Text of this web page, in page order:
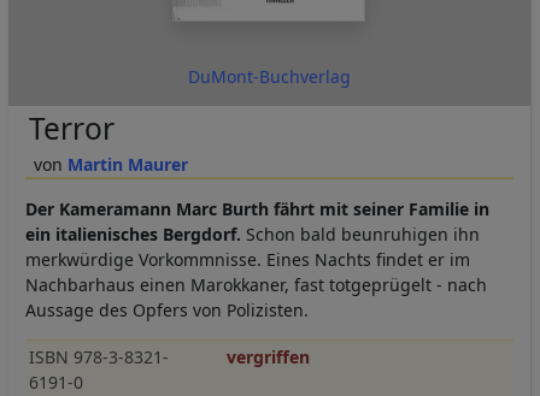
DuMont-Buchverlag
Martin Maurer
Terror
Der Kameramann Marc Burth fährt mit seiner Familie in
ein italienisches Bergdorf. Schon bald beunruhigen ihn
merkwürdige Vorkommnisse. Eines Nachts findet er im
Nachbarhaus einen Marokkaner, fast totgeprügelt - nach
Aussage des Opfers von Polizisten.
ISBN 978-3-8321-
6191-0
vergriffen